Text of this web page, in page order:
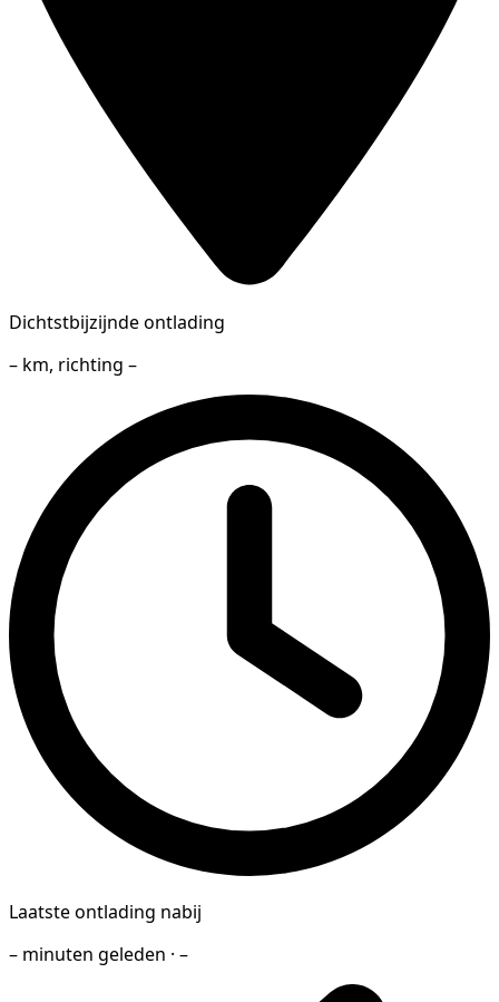
Dichtstbijzijnde ontlading
– km, richting –
Laatste ontlading nabij
– minuten geleden · –